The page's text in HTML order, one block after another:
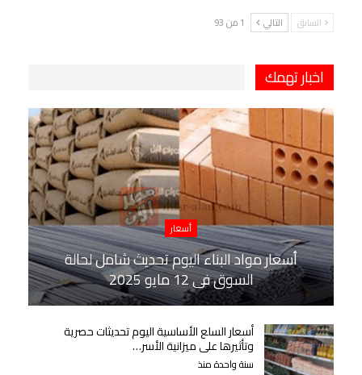
السابق التالي 1 من 93
اخبار تهمك
أسعار
أسعار مواد البناء اليوم تحديث شامل لحالة
السوق في 12 مايو 2025
أسعار السلع الأساسية اليوم تحديثات حصرية
وتأثيرها على ميزانية الأسر…
سنة واحدة منذ